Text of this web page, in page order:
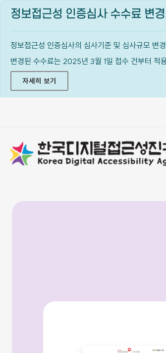
정보접근성 인증심사 수수료 변
정보접근성 인증심사의 심사기준 및 심사규모 변
변경된 수수료는 2025년 3월 1일 접수 건부터 적
자세히 보기